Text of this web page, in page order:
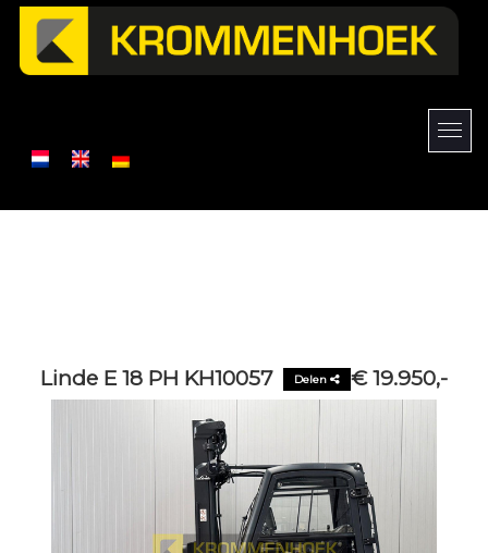
Linde E 18 PH KH10057 € 19.950,-
Delen